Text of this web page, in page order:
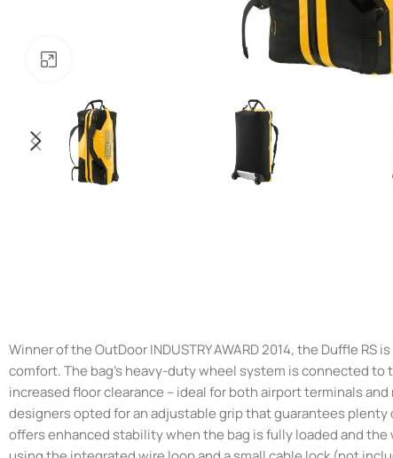
Winner of the OutDoor INDUSTRY AWARD 2014, the Duffle
comfort. The bag’s heavy-duty wheel system is connected
increased floor clearance – ideal for both airport terminals
designers opted for an adjustable grip that guarantees
offers enhanced stability when the bag is fully loaded and